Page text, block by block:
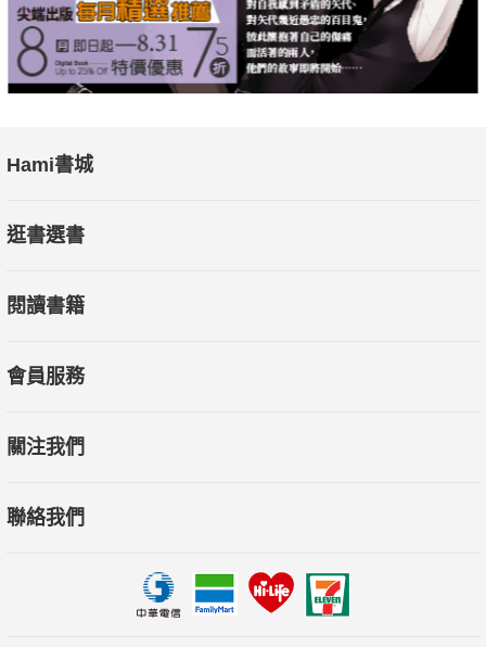
Hami書城
逛書選書
閱讀書籍
會員服務
關注我們
聯絡我們